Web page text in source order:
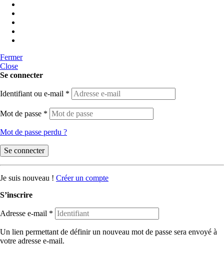
Fermer
Close
Se connecter
Identifiant ou e-mail *
Mot de passe *
Mot de passe perdu ?
Se connecter
Je suis nouveau ! Créer un compte
S’inscrire
Adresse e-mail *
Un lien permettant de définir un nouveau mot de passe sera envoyé à
votre adresse e-mail.